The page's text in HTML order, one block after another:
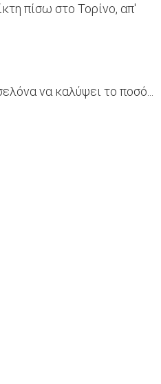
πίσω στο Τορίνο, απ'
να καλύψει το ποσό...